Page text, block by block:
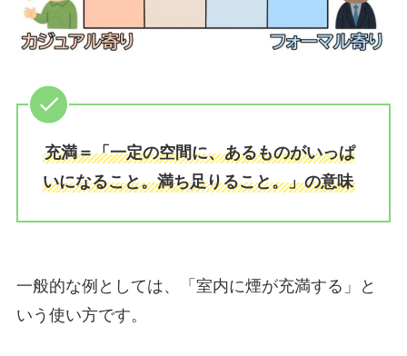
充満＝「一定の空間に、あるものがいっぱ
いになること。満ち足りること。」の意味
一般的な例としては、「室内に煙が充満する」と
いう使い方です。